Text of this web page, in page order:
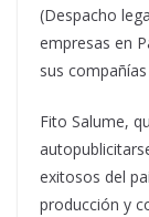
(Despacho
empresas en
sus
Fito Salume,
exitosos del
producción y